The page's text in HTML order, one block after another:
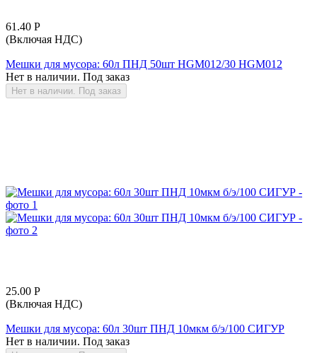
61.40 Р
(Включая НДС)
Мешки для мусора: 60л ПНД 50шт HGM012/30 HGM012
Нет в наличии. Под заказ
Нет в наличии. Под заказ
25.00 Р
(Включая НДС)
Мешки для мусора: 60л 30шт ПНД 10мкм б/э/100 СИГУР
Нет в наличии. Под заказ